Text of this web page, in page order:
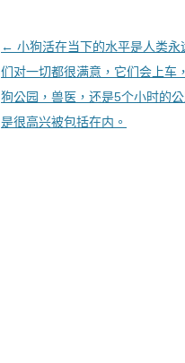
文章導覽
← 小狗活在当下的水平是人类永
们对一切都很满意，它们会上车
狗公园，兽医，还是5个小时的
是很高兴被包括在内。